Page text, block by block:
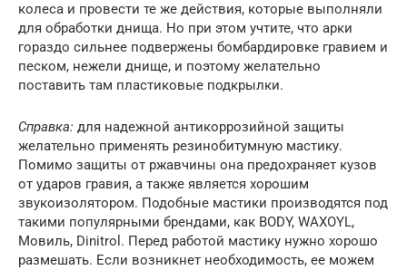
колеса и провести те же действия, которые выполняли
для обработки днища. Но при этом учтите, что арки
гораздо сильнее подвержены бомбардировке гравием и
песком, нежели днище, и поэтому желательно
поставить там пластиковые подкрылки.
Справка: для надежной антикоррозийной защиты
желательно применять резинобитумную мастику.
Помимо защиты от ржавчины она предохраняет кузов
от ударов гравия, а также является хорошим
звукоизолятором. Подобные мастики производятся под
такими популярными брендами, как BODY, WAXOYL,
Мовиль, Dinitrol. Перед работой мастику нужно хорошо
размешать. Если возникнет необходимость, ее можем